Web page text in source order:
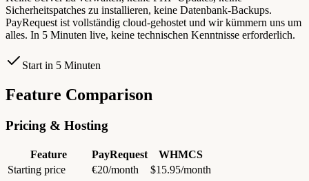
Sicherheitspatches zu installieren, keine Datenbank-Backups.
PayRequest ist vollständig cloud-gehostet und wir kümmern uns um
alles. In 5 Minuten live, keine technischen Kenntnisse erforderlich.
Start in 5 Minuten
Feature Comparison
Pricing & Hosting
Feature PayRequest
WHMCS
Starting price
€20/month
$15.95/month